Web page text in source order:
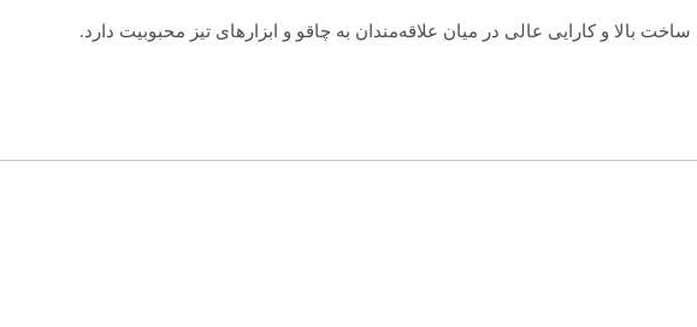
بالا و کارایی عالی در میان علاقه‌مندان به چاقو و ابزارهای تیز محبوبیت دارد.